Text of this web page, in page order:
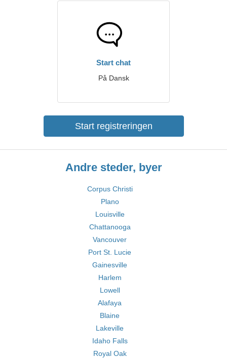
Start chat
På Dansk
Start registreringen
Andre steder, byer
Corpus Christi
Plano
Louisville
Chattanooga
Vancouver
Port St. Lucie
Gainesville
Harlem
Lowell
Alafaya
Blaine
Lakeville
Idaho Falls
Royal Oak